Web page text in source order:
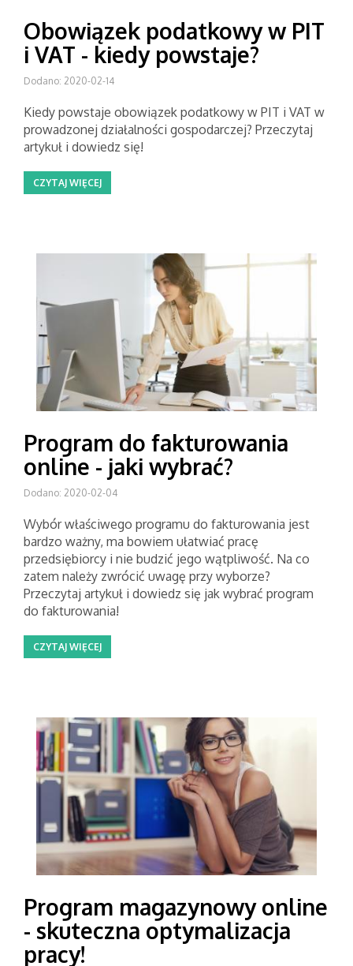
Obowiązek podatkowy w PIT
i VAT - kiedy powstaje?
Dodano: 2020-02-14
Kiedy powstaje obowiązek podatkowy w PIT i VAT w
prowadzonej działalności gospodarczej? Przeczytaj
artykuł i dowiedz się!
CZYTAJ WIĘCEJ
Program do fakturowania
online - jaki wybrać?
Dodano: 2020-02-04
Wybór właściwego programu do fakturowania jest
bardzo ważny, ma bowiem ułatwiać pracę
przedsiębiorcy i nie budzić jego wątpliwość. Na co
zatem należy zwrócić uwagę przy wyborze?
Przeczytaj artykuł i dowiedz się jak wybrać program
do fakturowania!
CZYTAJ WIĘCEJ
Program magazynowy online
- skuteczna optymalizacja
pracy!